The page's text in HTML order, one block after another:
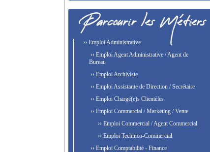
›› Emploi Administrative
›› Emploi Agent Administrative / Agent de
Bureau
›› Emploi Archiviste
›› Emploi Assistante de Direction / Secrétaire
›› Emploi Chargé(e)s Clientèles
›› Emploi Commercial / Marketing / Vente
›› Emploi Commercial / Agent Commercial
›› Emploi Technico-Commercial
›› Emploi Comptabilité - Finance